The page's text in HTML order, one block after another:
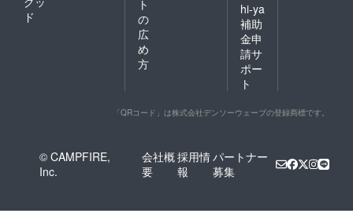
ド
ト
の
広
め
方
hi-ya
補助
金申
請サ
ポー
ト
「QRコード」は株式会社デンソーウェーブの登録商標です。
© CAMPFIRE,
Inc.
会社概
要
採用情
報
パートナー
募集